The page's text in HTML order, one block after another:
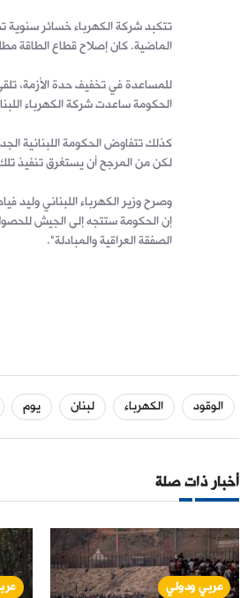
الماضية. كان إصلاح قطاع الطاقة
للمساعدة في تخفيف حدة الأزمة،
الحكومة ساعدت شركة الكهرباء
كذلك تتفاوض الحكومة اللبنانية
لكن من المرجح أن يستغرق تنفيذ
وصرح وزير الكهرباء اللبناني
إن الحكومة ستتجه إلى الجيش
الصفقة العراقية والمبادلة".
الوقود الكهرباء لبنان يوم
أخبار ذات صلة
عربي ودولي